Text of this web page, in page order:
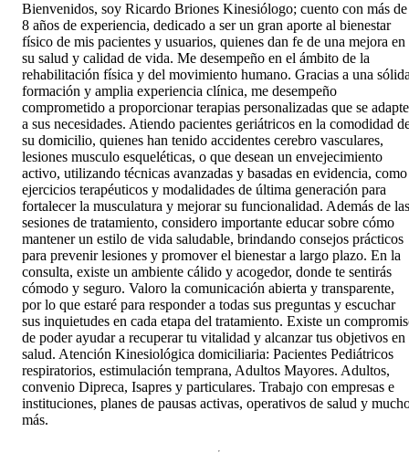
Bienvenidos, soy Ricardo Briones Kinesiólogo; cuento con más de
8 años de experiencia, dedicado a ser un gran aporte al bienestar
físico de mis pacientes y usuarios, quienes dan fe de una mejora en
su salud y calidad de vida. Me desempeño en el ámbito de la
rehabilitación física y del movimiento humano. Gracias a una
formación y amplia experiencia clínica, me desempeño
comprometido a proporcionar terapias personalizadas que se
a sus necesidades. Atiendo pacientes geriátricos en la comodidad
su domicilio, quienes han tenido accidentes cerebro vasculares,
lesiones musculo esqueléticas, o que desean un envejecimiento
activo, utilizando técnicas avanzadas y basadas en evidencia, como
ejercicios terapéuticos y modalidades de última generación para
fortalecer la musculatura y mejorar su funcionalidad. Además de las
sesiones de tratamiento, considero importante educar sobre cómo
mantener un estilo de vida saludable, brindando consejos prácticos
para prevenir lesiones y promover el bienestar a largo plazo. En la
consulta, existe un ambiente cálido y acogedor, donde te sentirás
cómodo y seguro. Valoro la comunicación abierta y transparente,
por lo que estaré para responder a todas sus preguntas y escuchar
sus inquietudes en cada etapa del tratamiento. Existe un
de poder ayudar a recuperar tu vitalidad y alcanzar tus objetivos en
salud. Atención Kinesiológica domiciliaria: Pacientes Pediátricos
respiratorios, estimulación temprana, Adultos Mayores. Adultos,
convenio Dipreca, Isapres y particulares. Trabajo con empresas e
instituciones, planes de pausas activas, operativos de salud y
más.